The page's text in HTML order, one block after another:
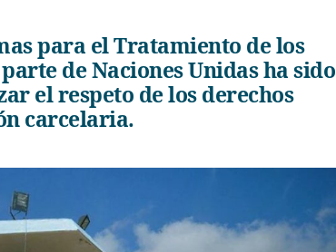
de Naciones Unidas ha sido
el respeto de los derechos
carcelaria.